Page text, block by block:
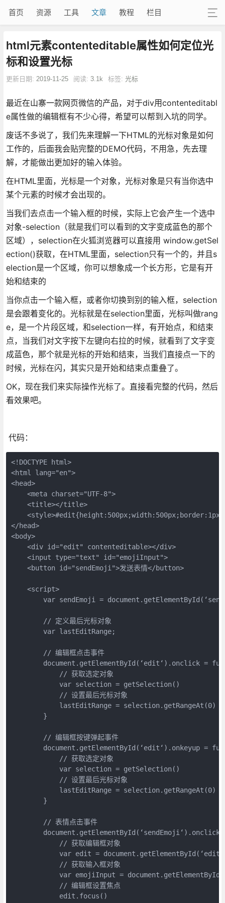
首页 资源 工具 文章 教程 栏目
html元素contenteditable属性如何定位光
标和设置光标
更新日期: 2019-11-25 阅读: 3.1k 标签: 光标
最近在山寨一款网页微信的产品，对于div用contenteditabl
e属性做的编辑框有不少心得，希望可以帮到入坑的同学。
废话不多说了，我们先来理解一下HTML的光标对象是如何
工作的，后面我会贴完整的DEMO代码，不用急，先去理
解，才能做出更加好的输入体验。
在HTML里面，光标是一个对象，光标对象是只有当你选中
某个元素的时候才会出现的。
当我们去点击一个输入框的时候，实际上它会产生一个选中
对象-selection（就是我们可以看到的文字变成蓝色的那个
区域），selection在火狐浏览器可以直接用 window.getSel
ection()获取，在HTML里面，selection只有一个的，并且s
election是一个区域，你可以想象成一个长方形，它是有开
始和结束的
当你点击一个输入框，或者你切换到别的输入框，selection
是会跟着变化的。光标就是在selection里面，光标叫做rang
e，是一个片段区域，和selection一样，有开始点，和结束
点，当我们对文字按下左键向右拉的时候，就看到了文字变
成蓝色，那个就是光标的开始和结束，当我们直接点一下的
时候，光标在闪，其实只是开始和结束点重叠了。
OK，现在我们来实际操作光标了。直接看完整的代码，然后
看效果吧。
代码：
<!DOCTYPE html>
<html lang="en">
<head>
    <meta charset="UTF-8">
    <title></title>
<style>#edit{height:500px;width:500px;border:1px
</head>
<body>
    <div id="edit" contenteditable></div>
    <input type="text" id="emojiInput">
    <button id="sendEmoji">发送表情</button>
    <script>
var sendEmoji =
        // 定义最后光标对象
        var lastEditRange;
        // 编辑框点击事件
document.getElementById(‘edit‘).onclick =
            // 获取选定对象
            var selection = getSelection()
            // 设置最后光标对象
            lastEditRange = selection.getRangeAt(0)
        }
        // 编辑框按键弹起事件
document.getElementById(‘edit‘).onkeyup =
            // 获取选定对象
            var selection = getSelection()
            // 设置最后光标对象
            lastEditRange = selection.getRangeAt(0)
        }
        // 表情点击事件
document.getElementById(‘sendEmoji‘).onclick
            // 获取编辑框对象
var edit =
            // 获取输入框对象
var emojiInput =
            // 编辑框设置焦点
            edit.focus()